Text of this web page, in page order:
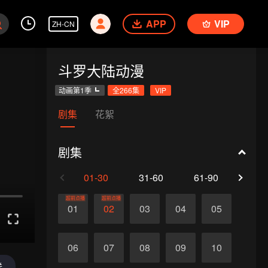
ZH-CN APP VIP
斗罗大陆动漫
动画第1季 全266集 VIP
剧集 花絮
剧集
01-30 31-60 61-90
01
超前点播
02
超前点播
03 04 05
06 07 08 09 10